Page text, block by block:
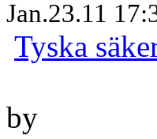
Jan.23.11
Tyska
by